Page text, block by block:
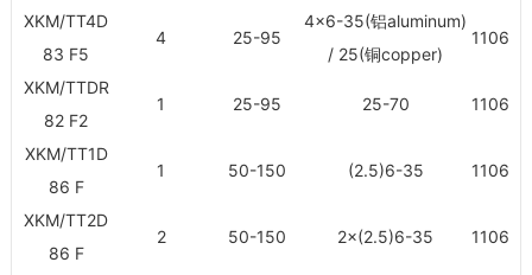
XKM/TT4D
83 F5
4 25-95
4×6-35(铝aluminum)
/ 25(铜copper)
110665
XKM/TTDR
82 F2
1 25-95 25-70 110666
XKM/TT1D
86 F
1 50-150 (2.5)6-35 110667
XKM/TT2D
86 F
2 50-150 2×(2.5)6-35 110668